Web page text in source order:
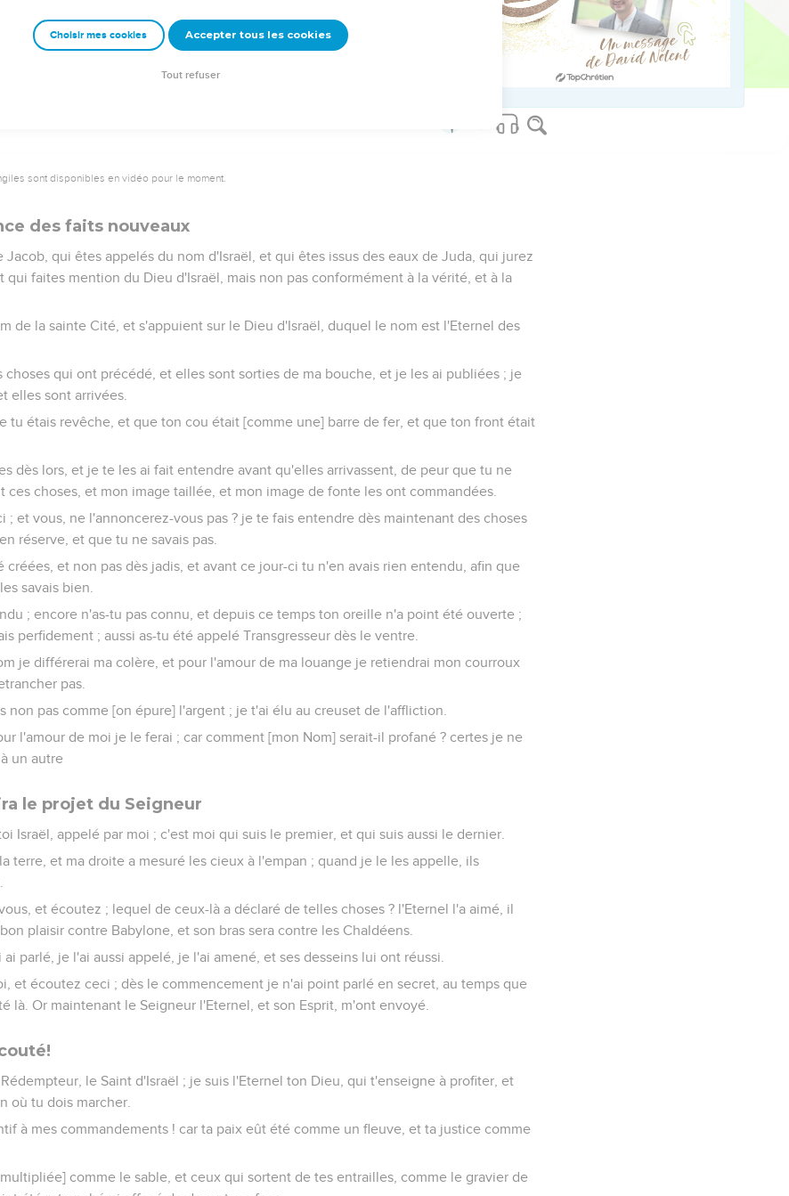
après lesquels tu as travaillé, et avec lesquels tu as trafiqué dès ta jeunesse ;
quartier comme un vagabond ; il n'y a personne qui te délivre.
sont disponibles en vidéo pour le moment.
des faits nouveaux
Jacob, qui êtes appelés du nom d'Israël, et qui êtes issus des eaux de Juda, qui jurez
qui faites mention du Dieu d'Israël, mais non pas conformément à la vérité, et à la
de la sainte Cité, et s'appuient sur le Dieu d'Israël, duquel le nom est l'Eternel des
choses qui ont précédé, et elles sont sorties de ma bouche, et je les ai publiées ; je
elles sont arrivées.
tu étais revêche, et que ton cou était [comme une] barre de fer, et que ton front était
dès lors, et je te les ai fait entendre avant qu'elles arrivassent, de peur que tu ne
ces choses, et mon image taillée, et mon image de fonte les ont commandées.
; et vous, ne l'annoncerez-vous pas ? je te fais entendre dès maintenant des choses
réserve, et que tu ne savais pas.
créées, et non pas dès jadis, et avant ce jour-ci tu n'en avais rien entendu, afin que
savais bien.
; encore n'as-tu pas connu, et depuis ce temps ton oreille n'a point été ouverte ;
perfidement ; aussi as-tu été appelé Transgresseur dès le ventre.
je différerai ma colère, et pour l'amour de ma louange je retiendrai mon courroux
pas.
non pas comme [on épure] l'argent ; je t'ai élu au creuset de l'affliction.
l'amour de moi je le ferai ; car comment [mon Nom] serait-il profané ? certes je ne
un autre
le projet du Seigneur
Israël, appelé par moi ; c'est moi qui suis le premier, et qui suis aussi le dernier.
terre, et ma droite a mesuré les cieux à l'empan ; quand je le les appelle, ils
et écoutez ; lequel de ceux-là a déclaré de telles choses ? l'Eternel l'a aimé, il
plaisir contre Babylone, et son bras sera contre les Chaldéens.
parlé, je l'ai aussi appelé, je l'ai amené, et ses desseins lui ont réussi.
et écoutez ceci ; dès le commencement je n'ai point parlé en secret, au temps que
là. Or maintenant le Seigneur l'Eternel, et son Esprit, m'ont envoyé.
le Saint d'Israël ; je suis l'Eternel ton Dieu, qui t'enseigne à profiter, et
où tu dois marcher.
à mes commandements ! car ta paix eût été comme un fleuve, et ta justice comme
comme le sable, et ceux qui sortent de tes entrailles, comme le gravier de
Choisir mes cookies Accepter tous les cookies
Tout refuser